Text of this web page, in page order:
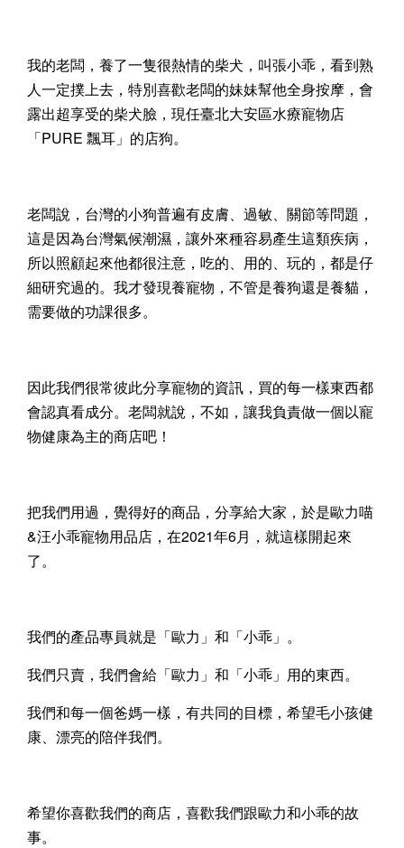
我的老闆，養了一隻很熱情的柴犬，叫張小乖，看到熟
人一定撲上去，特別喜歡老闆的妹妹幫他全身按摩，會
露出超享受的柴犬臉，現任臺北大安區水療寵物店
「PURE 飄耳」的店狗。
老闆說，台灣的小狗普遍有皮膚、過敏、關節等問題，
這是因為台灣氣候潮濕，讓外來種容易產生這類疾病，
所以照顧起來他都很注意，吃的、用的、玩的，都是仔
細研究過的。我才發現養寵物，不管是養狗還是養貓，
需要做的功課很多。
因此我們很常彼此分享寵物的資訊，買的每一樣東西都
會認真看成分。老闆就說，不如，讓我負責做一個以寵
物健康為主的商店吧！
把我們用過，覺得好的商品，分享給大家，於是歐力喵
&汪小乖寵物用品店，在2021年6月，就這樣開起來
了。
我們的產品專員就是「歐力」和「小乖」。
我們只賣，我們會給「歐力」和「小乖」用的東西。
我們和每一個爸媽一樣，有共同的目標，希望毛小孩健
康、漂亮的陪伴我們。
希望你喜歡我們的商店，喜歡我們跟歐力和小乖的故
事。